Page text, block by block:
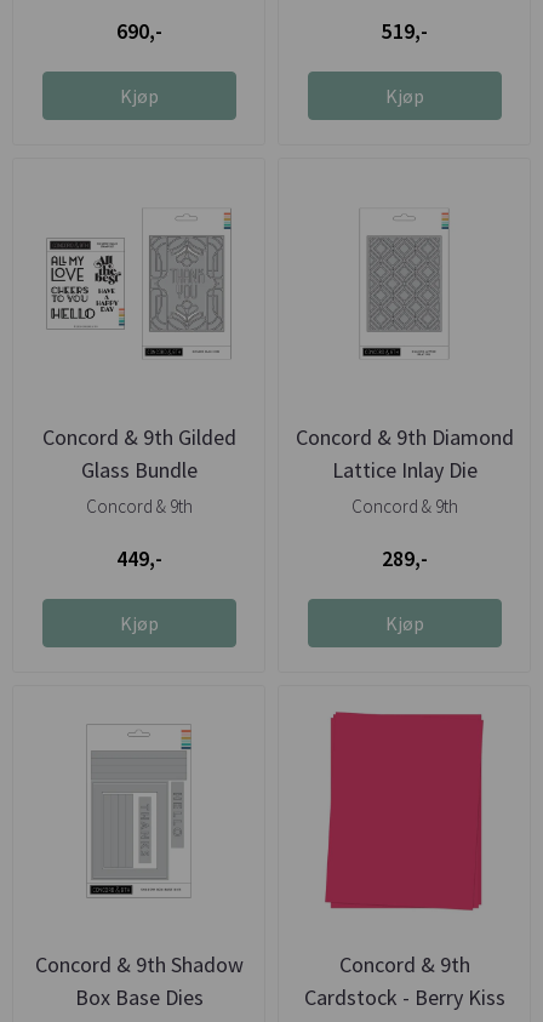
690,-
Kjøp
519,-
Kjøp
Concord & 9th Gilded
Glass Bundle
Concord & 9th
449,-
Kjøp
Concord & 9th Diamond
Lattice Inlay Die
Concord & 9th
289,-
Kjøp
Concord & 9th Shadow
Box Base Dies
Concord & 9th
Cardstock - Berry Kiss